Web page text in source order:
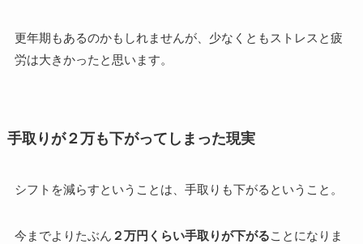
更年期もあるのかもしれませんが、少なくともストレスと疲
労は大きかったと思います。
手取りが２万も下がってしまった現実
シフトを減らすということは、手取りも下がるということ。
今までよりたぶん ２万円くらい手取りが下がることになりま